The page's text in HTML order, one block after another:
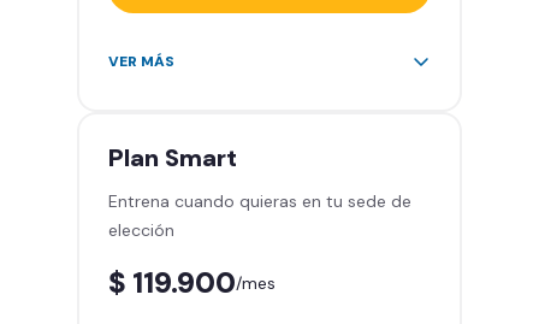
Acceso ilimitado a más de 2.000
Smart Spa (Relájate en los sillones
de masajes)
Descuentos especiales en marcas
Smart Fit App (Tu plan de
VER MÁS
Plan Smart
Entrena cuando quieras en tu sede de
elección
$ 119.900/mes